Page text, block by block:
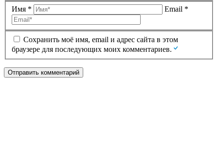
Имя * Email *
Сохранить моё имя, email и адрес сайта в этом
браузере для последующих моих комментариев.